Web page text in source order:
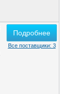
Подробнее
Все поставщики: 3